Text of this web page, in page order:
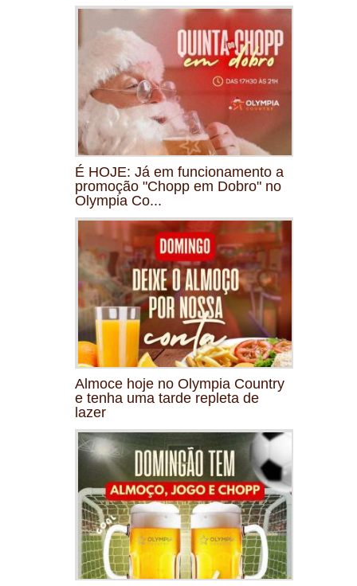
É HOJE: Já em funcionamento a
promoção "Chopp em Dobro" no
Olympia Co...
Almoce hoje no Olympia Country
e tenha uma tarde repleta de
lazer